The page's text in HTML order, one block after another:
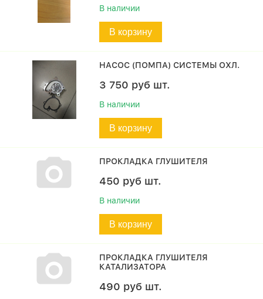
В наличии
В корзину
НАСОС (ПОМПА) СИСТЕМЫ ОХЛ.
3 750 руб шт.
В наличии
В корзину
ПРОКЛАДКА ГЛУШИТЕЛЯ
450 руб шт.
В наличии
В корзину
ПРОКЛАДКА ГЛУШИТЕЛЯ
КАТАЛИЗАТОРА
490 руб шт.